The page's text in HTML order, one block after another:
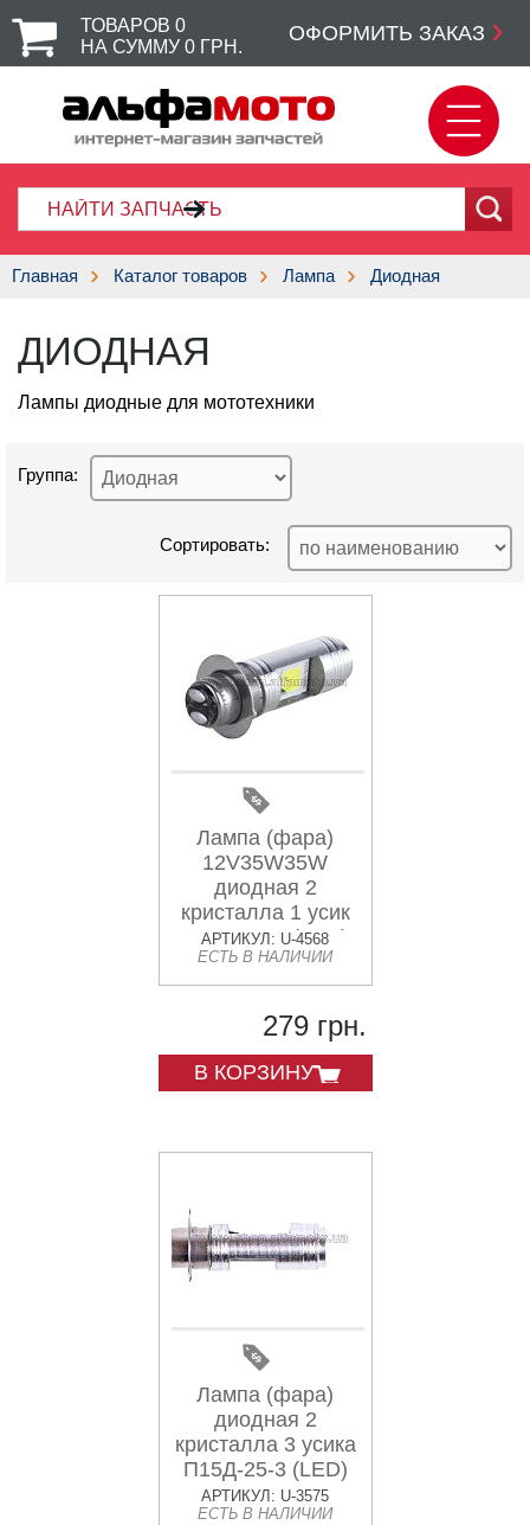
ТОВАРОВ 0
НА СУММУ 0 ГРН.
ОФОРМИТЬ ЗАКАЗ
Главная Каталог товаров Лампа Диодная
ДИОДНАЯ
Лампы диодные для мототехники
Группа:
Сортировать:
Лампа (фара)
12V35W35W
диодная 2
кристалла 1 усик
П15Д-25-1 (LED)
тип 2 AMG
АРТИКУЛ: U-4568
ЕСТЬ В НАЛИЧИИ
279 грн.
В КОРЗИНУ
Лампа (фара)
диодная 2
кристалла 3 усика
П15Д-25-3 (LED)
MIS
АРТИКУЛ: U-3575
ЕСТЬ В НАЛИЧИИ